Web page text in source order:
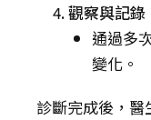
觀察與記錄
通過多
變化。
診斷完成後，